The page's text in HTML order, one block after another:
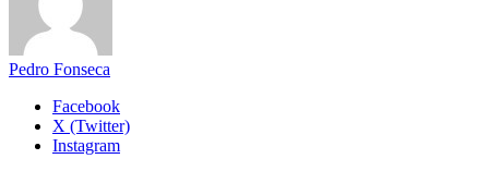
Pedro Fonseca
Facebook
X (Twitter)
Instagram